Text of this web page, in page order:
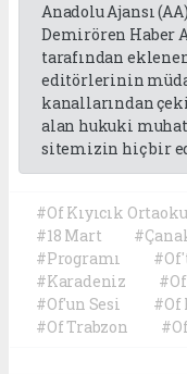
Anadolu Ajansı
Demirören Haber
tarafından
editörlerinin
kanallarından
alan hukuki
sitemizin hiç bir
#Of Kıyıcık
#18 Mart
#Programı
#Karadeniz
#Of'un Sesi
#Of
#Of Trabzon